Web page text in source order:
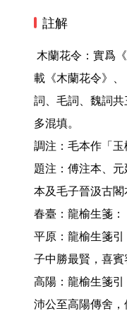
註解
載《木蘭花令》
詞、毛詞、魏詞
多混填。
調注：毛本作「
題注：傅注本、
本及毛子晉汲古閣
春臺：龍榆生箋：
平原：龍榆生箋
子中勝最賢，喜賓
高陽：龍榆生箋
沛公至高陽傳舍